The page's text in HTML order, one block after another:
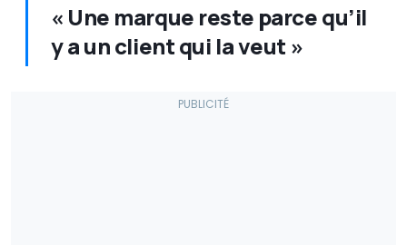
« Une marque reste parce qu’il
y a un client qui la veut »